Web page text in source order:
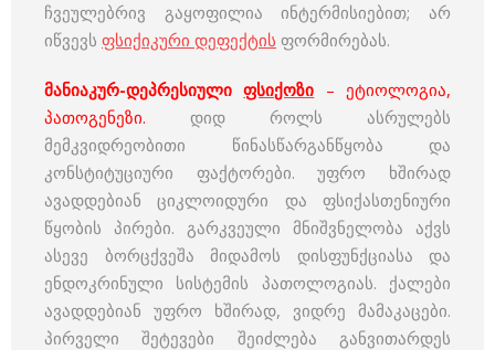
ჩვეულებრივ გაყოფილია ინტერმისიებით; არ
იწვევს ფსიქიკური დეფექტის ფორმირებას.
მანიაკურ-დეპრესიულიფსიქოზი – ეტიოლოგია,
პათოგენეზი. დიდ როლს ასრულებს
მემკვიდრეობითი წინასწარგანწყობა და
კონსტიტუციური ფაქტორები. უფრო ხშირად
ავადდებიან ციკლოიდური და ფსიქასთენიური
წყობის პირები. გარკვეული მნიშვნელობა აქვს
ასევე ბორცქვეშა მიდამოს დისფუნქციასა და
ენდოკრინული სისტემის პათოლოგიას. ქალები
ავადდებიან უფრო ხშირად, ვიდრე მამაკაცები.
პირველი შეტევები შეიძლება განვითარდეს